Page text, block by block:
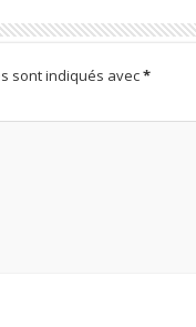
sont indiqués avec*